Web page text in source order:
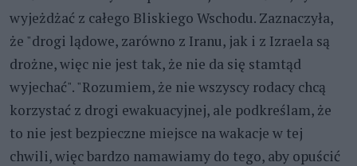
wyjeżdżać z całego Bliskiego Wschodu. Zaznaczyła,
że "drogi lądowe, zarówno z Iranu, jak i z Izraela są
drożne, więc nie jest tak, że nie da się stamtąd
wyjechać". "Rozumiem, że nie wszyscy rodacy chcą
korzystać z drogi ewakuacyjnej, ale podkreślam, że
to nie jest bezpieczne miejsce na wakacje w tej
chwili, więc bardzo namawiamy do tego, aby opuścić